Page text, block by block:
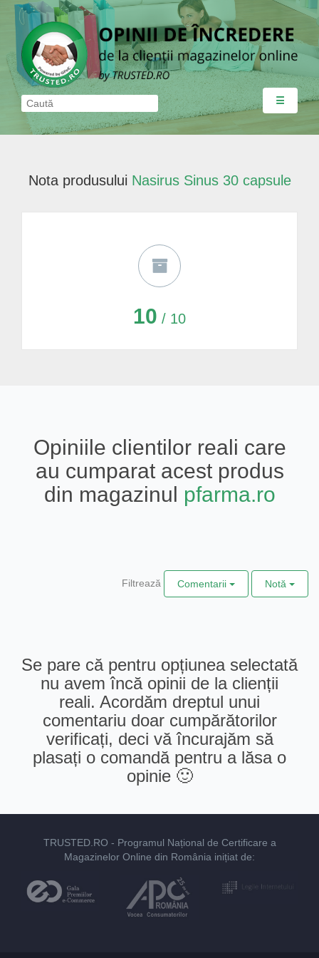
☰
Nota produsului Nasirus Sinus 30 capsule
10 / 10
Opiniile clientilor reali care
au cumparat acest produs
din magazinul pfarma.ro
Filtrează Comentarii Notă
Se pare că pentru opțiunea selectată
nu avem încă opinii de la clienții
reali. Acordăm dreptul unui
comentariu doar cumpărătorilor
verificați, deci vă încurajăm să
plasați o comandă pentru a lăsa o
opinie 🙂
TRUSTED.RO - Programul Național de Certificare a
Magazinelor Online din România inițiat de: